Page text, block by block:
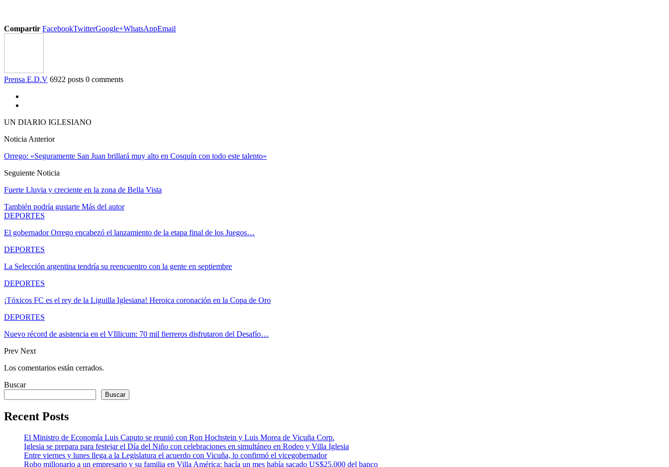
Compartir FacebookTwitterGoogle+WhatsAppEmail
Prensa E.D.V 6922 posts 0 comments
UN DIARIO IGLESIANO
Noticia Anterior
Orrego: «Seguramente San Juan brillará muy alto en Cosquín con todo este talento»
Seguiente Noticia
Fuerte Lluvia y creciente en la zona de Bella Vista
También podría gustarte Más del autor
DEPORTES
El gobernador Orrego encabezó el lanzamiento de la etapa final de los Juegos…
DEPORTES
La Selección argentina tendría su reencuentro con la gente en septiembre
DEPORTES
¡Tóxicos FC es el rey de la Liguilla Iglesiana! Heroica coronación en la Copa de Oro
DEPORTES
Nuevo récord de asistencia en el VIllicum: 70 mil fierreros disfrutaron del Desafío…
Prev Next
Los comentarios están cerrados.
Buscar
Buscar
Recent Posts
El Ministro de Economía Luis Caputo se reunió con Ron Hochstein y Luis Morea de Vicuña Corp.
Iglesia se prepara para festejar el Día del Niño con celebraciones en simultáneo en Rodeo y Villa Iglesia
Entre viernes y lunes llega a la Legislatura el acuerdo con Vicuña, lo confirmó el vicegobernador
Robo millonario a un empresario y su familia en Villa América: hacía un mes había sacado US$25.000 del banco